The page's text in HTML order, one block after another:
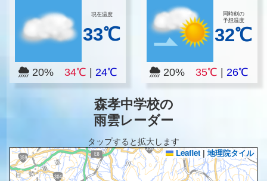
現在温度
33℃
20% 34℃ 24℃
同時刻の
予想温度
32℃
20% 35℃ |26℃
森孝中学校の
雨雲レーダー
タップすると拡大します
Leaflet | 地理院タイル